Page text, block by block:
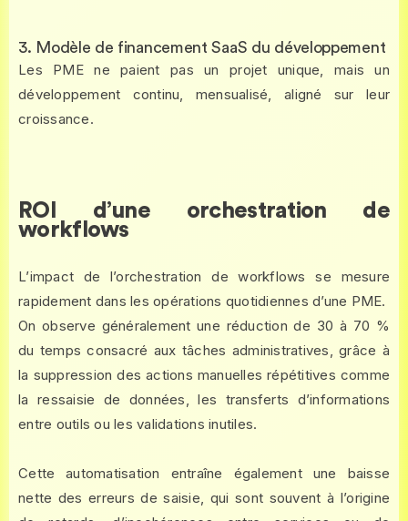
3. Modèle de financement SaaS du développement
Les PME ne paient pas un projet unique, mais un
développement continu, mensualisé, aligné sur leur
croissance.
ROI d’une orchestration de
workflows
L’impact de l’orchestration de workflows se mesure
rapidement dans les opérations quotidiennes d’une PME.
On observe généralement une réduction de 30 à 70 %
du temps consacré aux tâches administratives, grâce à
la suppression des actions manuelles répétitives comme
la ressaisie de données, les transferts d’informations
entre outils ou les validations inutiles.
Cette automatisation entraîne également une baisse
nette des erreurs de saisie, qui sont souvent à l’origine